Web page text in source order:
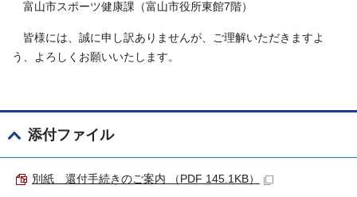
富山市スポーツ健康課（富山市役所東館7階）
皆様には、誠に申し訳ありませんが、ご理解いただきますよ
う、よろしくお願いいたします。
添付ファイル
別紙 還付手続きのご案内 （PDF 145.1KB）